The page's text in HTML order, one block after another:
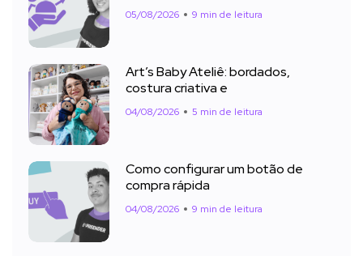
05/08/2026 9 min de leitura
Art’s Baby Ateliê: bordados,
costura criativa e
04/08/2026 5 min de leitura
Como configurar um botão de
compra rápida
04/08/2026 9 min de leitura